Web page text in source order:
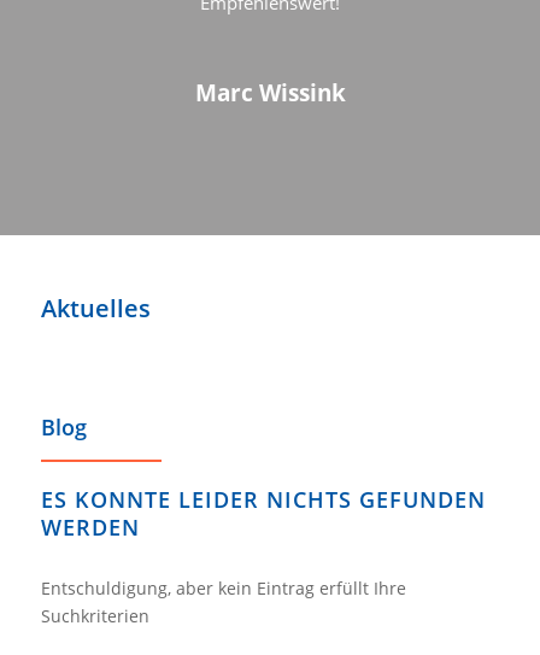
Marc Wissink
Aktuelles
Blog
ES KONNTE LEIDER NICHTS GEFUNDEN
WERDEN
Entschuldigung, aber kein Eintrag erfüllt Ihre
Suchkriterien